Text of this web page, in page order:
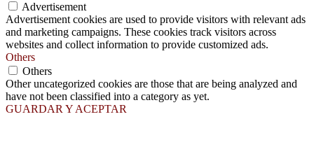
Advertisement
Advertisement cookies are used to provide visitors with relevant ads
and marketing campaigns. These cookies track visitors across
websites and collect information to provide customized ads.
Others
Others
Other uncategorized cookies are those that are being analyzed and
have not been classified into a category as yet.
GUARDAR Y ACEPTAR